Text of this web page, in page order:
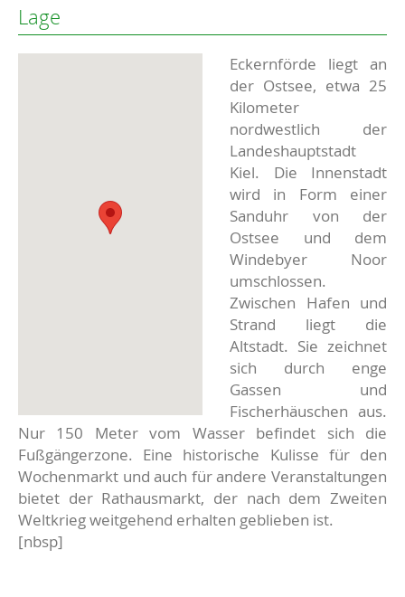
Lage
Eckernförde liegt an
der Ostsee, etwa 25
Kilometer
nordwestlich der
Landeshauptstadt
Kiel. Die Innenstadt
wird in Form einer
Sanduhr von der
Ostsee und dem
Windebyer Noor
umschlossen.
Zwischen Hafen und
Strand liegt die
Altstadt. Sie zeichnet
sich durch enge
Gassen und
Fischerhäuschen aus.
Nur 150 Meter vom Wasser befindet sich die
Fußgängerzone. Eine historische Kulisse für den
Wochenmarkt und auch für andere Veranstaltungen
bietet der Rathausmarkt, der nach dem Zweiten
Weltkrieg weitgehend erhalten geblieben ist.
[nbsp]